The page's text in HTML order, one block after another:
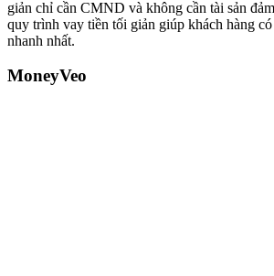
giản chỉ cần CMND và không cần tài sản
quy trình vay tiền tối giản giúp khách hàng
nhanh nhất.
MoneyVeo